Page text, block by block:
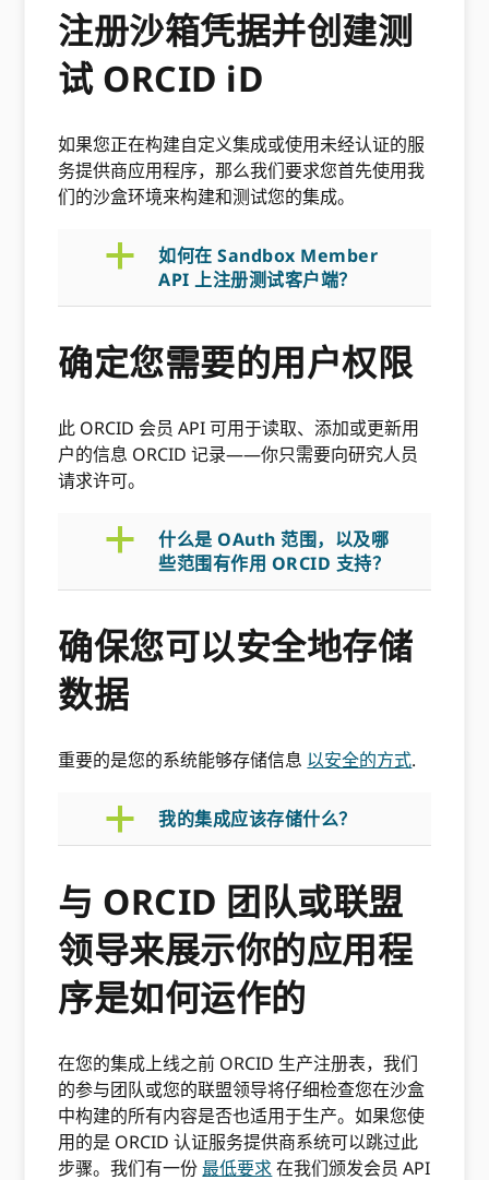
注册沙箱凭据并创建测
试 ORCID iD
如果您正在构建自定义集成或使用未经认证的服
务提供商应用程序，那么我们要求您首先使用我
们的沙盒环境来构建和测试您的集成。
a
如何在 Sandbox Member
API 上注册测试客户端？
确定您需要的用户权限
此 ORCID 会员 API 可用于读取、添加或更新用
户的信息 ORCID 记录——你只需要向研究人员
请求许可。
a
什么是 OAuth 范围，以及哪
些范围有作用 ORCID 支持？
确保您可以安全地存储
数据
重要的是您的系统能够存储信息 以安全的方式.
a 我的集成应该存储什么？
与 ORCID 团队或联盟
领导来展示你的应用程
序是如何运作的
在您的集成上线之前 ORCID 生产注册表，我们
的参与团队或您的联盟领导将仔细检查您在沙盒
中构建的所有内容是否也适用于生产。如果您使
用的是 ORCID 认证服务提供商系统可以跳过此
步骤。我们有一份最低要求在我们颁发会员 API